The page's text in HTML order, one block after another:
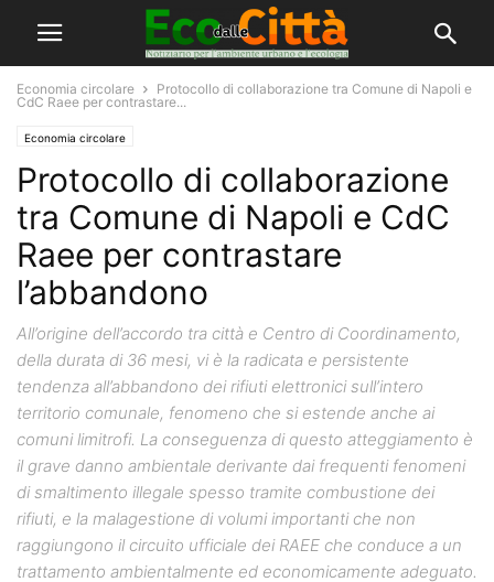
Economia circolare
Protocollo di collaborazione tra Comune di Napoli e
CdC Raee per contrastare...
Economia circolare
Protocollo di collaborazione
tra Comune di Napoli e CdC
Raee per contrastare
l’abbandono
All’origine dell’accordo tra città e Centro di Coordinamento,
della durata di 36 mesi, vi è la radicata e persistente
tendenza all’abbandono dei rifiuti elettronici sull’intero
territorio comunale, fenomeno che si estende anche ai
comuni limitrofi. La conseguenza di questo atteggiamento è
il grave danno ambientale derivante dai frequenti fenomeni
di smaltimento illegale spesso tramite combustione dei
rifiuti, e la malagestione di volumi importanti che non
raggiungono il circuito ufficiale dei RAEE che conduce a un
trattamento ambientalmente ed economicamente adeguato.